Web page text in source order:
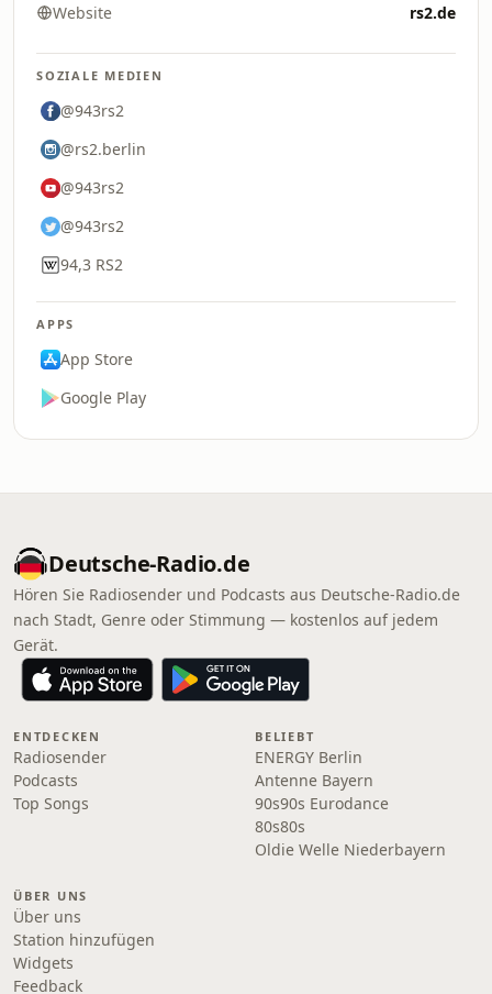
Website rs2.de
SOZIALE MEDIEN
@943rs2
@rs2.berlin
@943rs2
@943rs2
94,3 RS2
APPS
App Store
Google Play
Deutsche-Radio.de
Hören Sie Radiosender und Podcasts aus Deutsche-Radio.de
nach Stadt, Genre oder Stimmung — kostenlos auf jedem
Gerät.
ENTDECKEN
Radiosender
Podcasts
Top Songs
BELIEBT
ENERGY Berlin
Antenne Bayern
90s90s Eurodance
80s80s
Oldie Welle Niederbayern
ÜBER UNS
Über uns
Station hinzufügen
Widgets
Feedback